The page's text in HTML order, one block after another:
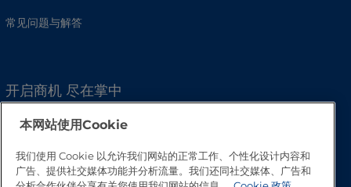
常见问题与解答
开启商机 尽在掌中
本网站使用Cookie
我们使用 Cookie 以允许我们网站的正常工作、个性化设计内容和
广告、提供社交媒体功能并分析流量。我们还同社交媒体、广告和